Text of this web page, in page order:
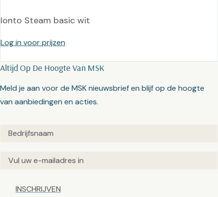
Ionto Steam basic wit
Log in voor prijzen
Altijd Op De Hoogte Van MSK
Meld je aan voor de MSK nieuwsbrief en blijf op de hoogte
van aanbiedingen en acties.
Untitled(Vereist)
Email(Vereist)
Captcha